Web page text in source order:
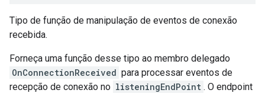
Tipo de função de manipulação de eventos de conexão
recebida.
Forneça uma função desse tipo ao membro delegado
OnConnectionReceived para processar eventos de
recepção de conexão no listeningEndPoint . O endpoint